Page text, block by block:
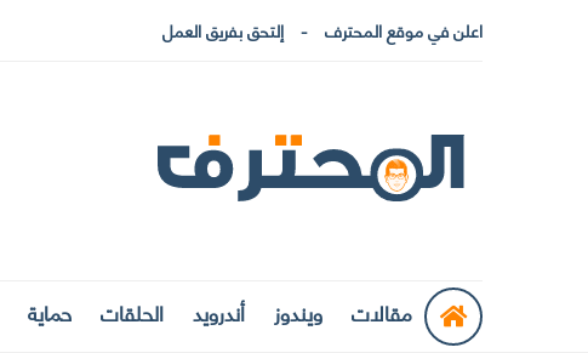
اعلن في موقع المحترف إلتحق بفريق العمل
مقالات ويندوز أندرويد الحلقات حماية